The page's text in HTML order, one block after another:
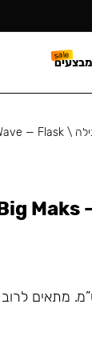
\
— Flask
Maks
מבצעים